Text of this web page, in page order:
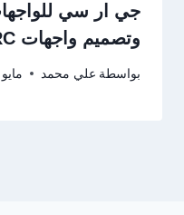
جي ار سي
وتصميم واجهات GRC فخمة
بواسطة علي محمد مايو 19,